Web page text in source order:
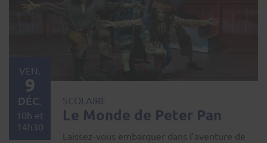
SCOLAIRE
Le Monde de Peter Pan
Laissez-vous embarquer dans l’aventure de
VEN.
9
DÉC.
10h et
14h30